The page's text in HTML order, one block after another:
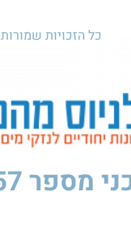
כל הזכויות שמורות
מספר LU357